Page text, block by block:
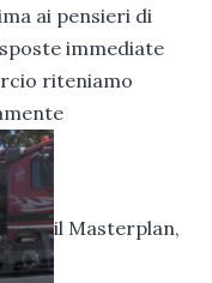
ai pensieri di
immediate
riteniamo
il Masterplan,